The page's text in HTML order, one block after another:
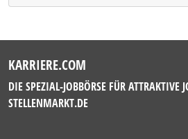
KARRIERE.COM
DIE SPEZIAL-JOBBÖRSE FÜR ATTRAKTIVE
STELLENMARKT.DE